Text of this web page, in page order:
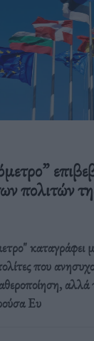
πολιτών
καταγράφει
που
Ευ